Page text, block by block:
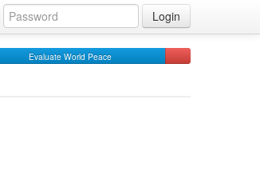
Login
Evaluate World Peace